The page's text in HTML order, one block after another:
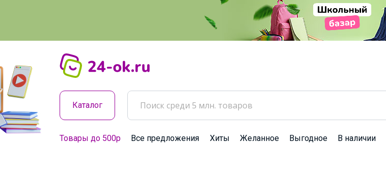
Каталог
Товары до 500р Все предложения Хиты Желанное Выгодное В наличии